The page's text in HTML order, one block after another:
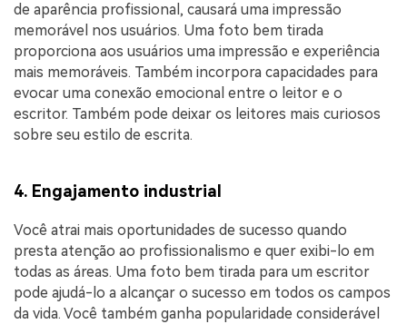
de aparência profissional, causará uma impressão
memorável nos usuários. Uma foto bem tirada
proporciona aos usuários uma impressão e experiência
mais memoráveis. Também incorpora capacidades para
evocar uma conexão emocional entre o leitor e o
escritor. Também pode deixar os leitores mais curiosos
sobre seu estilo de escrita.
4. Engajamento industrial
Você atrai mais oportunidades de sucesso quando
presta atenção ao profissionalismo e quer exibi-lo em
todas as áreas. Uma foto bem tirada para um escritor
pode ajudá-lo a alcançar o sucesso em todos os campos
da vida. Você também ganha popularidade considerável